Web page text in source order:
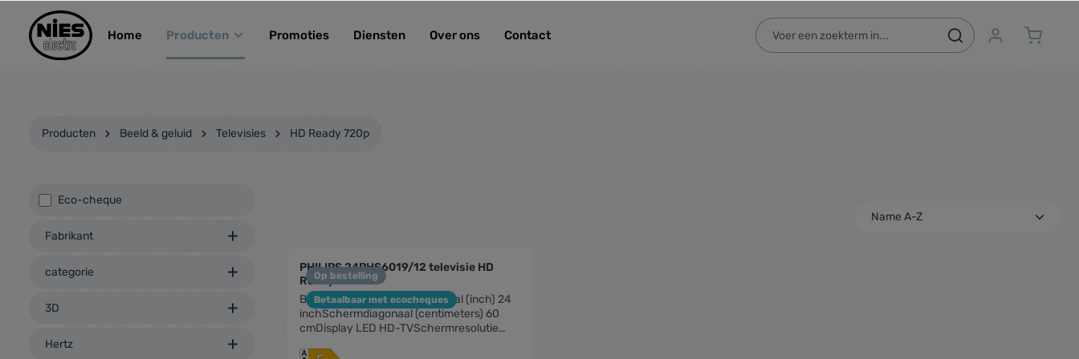
general.skipToNavigation
Home Producten Promoties Diensten Over ons Contact
Producten Beeld & geluid Televisies HD Ready 720p
Eco-cheque
Fabrikant
categorie
3D
Hertz
Op bestelling
Betaalbaar met ecocheques
PHILIPS 24PHS6019/12 televisie HD
Ready - 24"
Beeld/schermSchermdiagonaal (inch) 24
inchSchermdiagonaal (centimeters) 60
cmDisplay LED HD-TVSchermresolutie